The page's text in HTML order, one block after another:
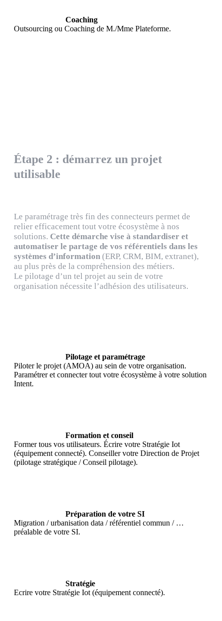
Coaching
Outsourcing ou Coaching de M./Mme Plateforme.
Étape 2 : démarrez un projet
utilisable
Le paramétrage très fin des connecteurs permet de
relier efficacement tout votre écosystème à nos
solutions. Cette démarche vise à standardiser et
automatiser le partage de vos référentiels dans les
systèmes d’information (ERP, CRM, BIM, extranet),
au plus près de la compréhension des métiers.
Le pilotage d’un tel projet au sein de votre
organisation nécessite l’adhésion des utilisateurs.
Pilotage et paramétrage
Piloter le projet (AMOA) au sein de votre organisation.
Paramétrer et connecter tout votre écosystème à votre solution
Intent.
Formation et conseil
Former tous vos utilisateurs. Écrire votre Stratégie Iot
(équipement connecté). Conseiller votre Direction de Projet
(pilotage stratégique / Conseil pilotage).
Préparation de votre SI
Migration / urbanisation data / référentiel commun / …
préalable de votre SI.
Stratégie
Ecrire votre Stratégie Iot (équipement connecté).